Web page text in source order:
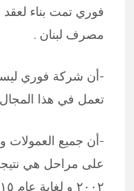
فوري تمت بناء
مصرف لبنان .
-أن شركة فوري
تعمل في هذا
-أن جميع العمولات
على مراحل هي